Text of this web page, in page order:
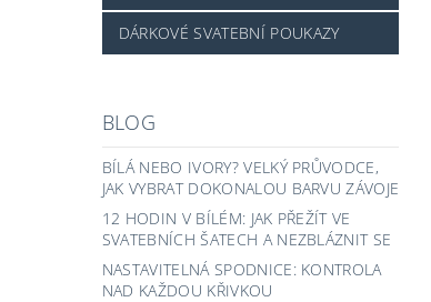
DÁRKOVÉ SVATEBNÍ POUKAZY
BLOG
BÍLÁ NEBO IVORY? VELKÝ PRŮVODCE,
JAK VYBRAT DOKONALOU BARVU ZÁVOJE
12 HODIN V BÍLÉM: JAK PŘEŽÍT VE
SVATEBNÍCH ŠATECH A NEZBLÁZNIT SE
NASTAVITELNÁ SPODNICE: KONTROLA
NAD KAŽDOU KŘIVKOU